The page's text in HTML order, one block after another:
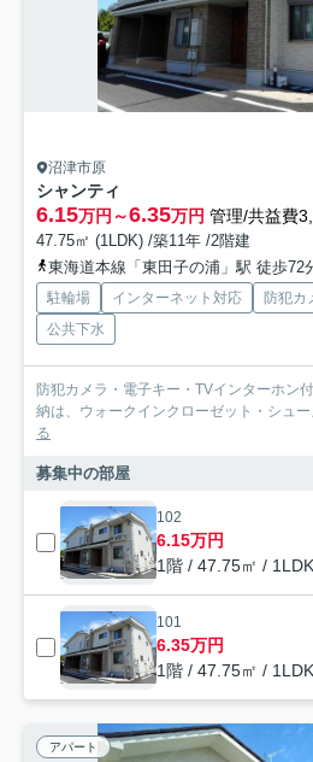
沼津市原
シャンティ
6.15万円～6.35万円 管理/共益費
47.75㎡ (1LDK) /築11年 /2階建
東海道本線「東田子の浦」駅 徒歩72
駐輪場 インターネット対応 防犯カ
公共下水
防犯カメラ・電子キー・TVインターホン
納は、ウォークインクローゼット・シュ
る
募集中の部屋
102
6.15万円
1階 / 47.75㎡ / 1LDK
101
6.35万円
1階 / 47.75㎡ / 1LDK
アパート